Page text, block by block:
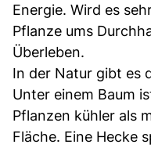
Energie. Wird es
Pflanze ums
Überleben.
In der Natur gibt es
Unter einem Baum
Pflanzen kühler als
Fläche. Eine Hecke